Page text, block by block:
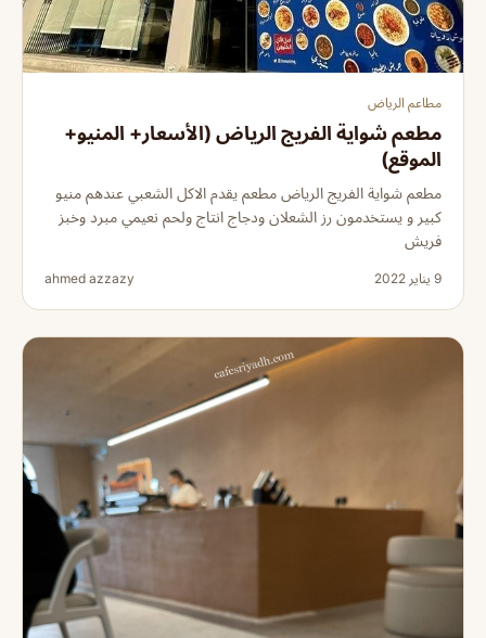
مطاعم الرياض
مطعم شواية الفريج الرياض (الأسعار+ المنيو+
الموقع)
مطعم شواية الفريج الرياض مطعم يقدم الاكل الشعبي عندهم منيو
كبير و يستخدمون رز الشعلان ودجاج انتاج ولحم نعيمي مبرد وخبز
فريش
9 يناير 2022 ahmed azzazy